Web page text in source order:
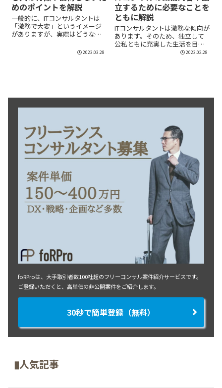
めのポイントを解説
一般的に、ITコンサルタントは
「激務で大変」というイメージ
がありますが、実際はどうなの
2023.03.28
立するために必要なことを
ともに解説
ITコンサルタントは激務な傾向が
あります。そのため、独立して
公私ともに充実した生活を目指
したいと考えている方... 2023.02.28
foRProは、大手取引者数100社超のフリーコンサル案件紹介サービスです。
ご登録いただくと、高単価の非公開案件をご紹介します。
30秒で簡単登録（無料）
▮人気記事